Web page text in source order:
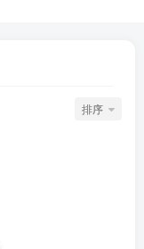
排序